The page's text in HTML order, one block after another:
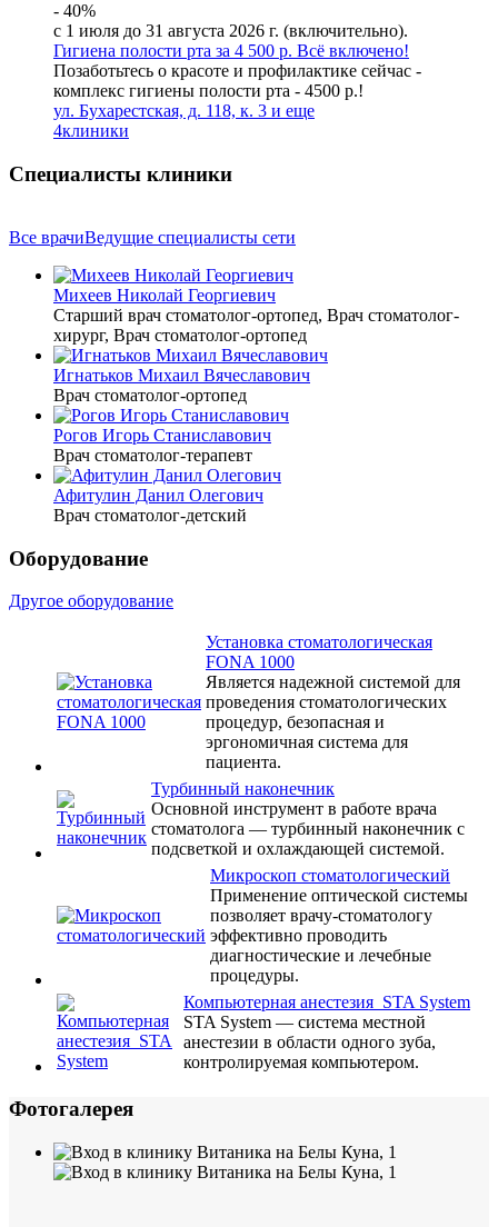
- 40%
с 1 июля до 31 августа 2026 г. (включительно).
Гигиена полости рта за 4 500 р. Всё включено!
Позаботьтесь о красоте и профилактике сейчас -
комплекс гигиены полости рта - 4500 р.!
ул. Бухарестская, д. 118, к. 3 и еще
4клиники
Специалисты клиники
Все врачиВедущие специалисты сети
Михеев Николай Георгиевич
Старший врач стоматолог-ортопед, Врач стоматолог-
хирург, Врач стоматолог-ортопед
Игнатьков Михаил Вячеславович
Врач стоматолог-ортопед
Рогов Игорь Станиславович
Врач стоматолог-терапевт
Афитулин Данил Олегович
Врач стоматолог-детский
Оборудование
Другое оборудование
Установка стоматологическая
FONA 1000
Является надежной системой для
проведения стоматологических
процедур, безопасная и
эргономичная система для
пациента.
Турбинный наконечник
Основной инструмент в работе врача
стоматолога — турбинный наконечник с
подсветкой и охлаждающей системой.
Микроскоп стоматологический
Применение оптической системы
позволяет врачу-стоматологу
эффективно проводить
диагностические и лечебные
процедуры.
Компьютерная анестезия STA System
STA System — система местной
анестезии в области одного зуба,
контролируемая компьютером.
Фотогалерея